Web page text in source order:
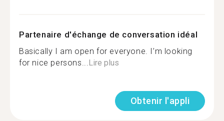
Partenaire d'échange de conversation idéal
Basically I am open for everyone. I’m looking
for nice persons... Lire plus
Obtenir l'appli